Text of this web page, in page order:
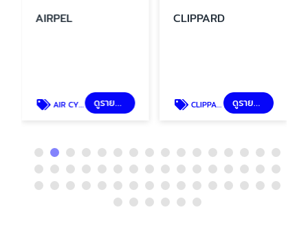
AIRPEL
AIR CYLINDER ดูรายละเอียด
CLIPPARD
CLIPPARD MINIMATIC CYLINDER ดูรายละเอียด